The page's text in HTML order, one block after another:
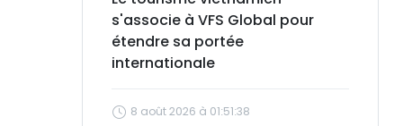
s'associe à VFS Global pour
étendre sa portée
internationale
8 août 2026 à 01:51:38